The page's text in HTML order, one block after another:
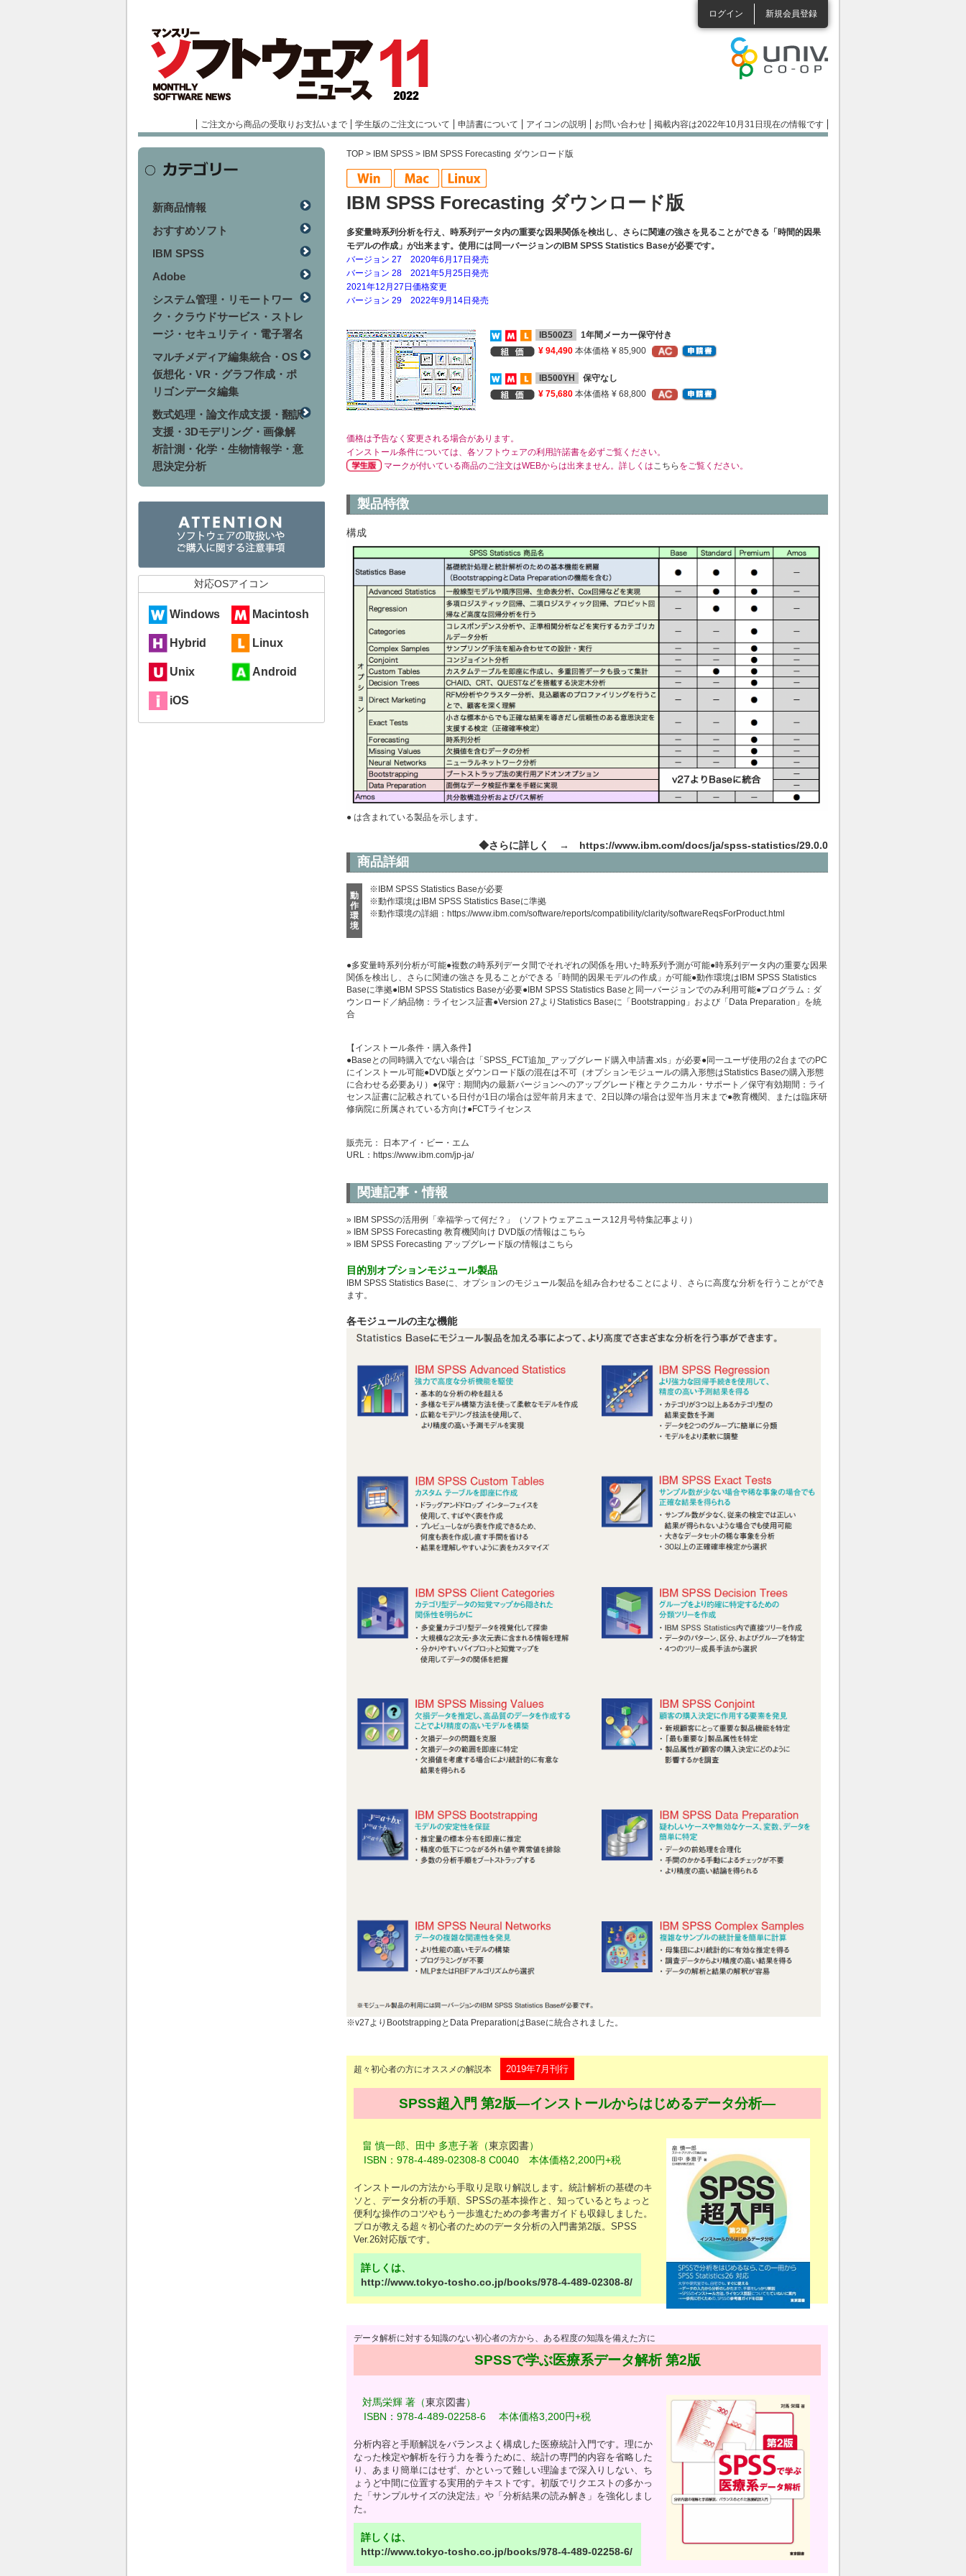
ログイン 新規会員登録
ご注文から商品の受取りお支払いまで 学生版のご注文について 申請書について アイコンの説明 お問い合わせ 掲載内容は2022年10月31日現在の情報です
TOP > IBM SPSS > IBM SPSS Forecasting ダウンロード版
IBM SPSS Forecasting ダウンロード版
多変量時系列分析を行え、時系列データ内の重要な因果関係を検出し、さらに関連の強さを見ることができる「時間的因果
モデルの作成」が出来ます。使用には同一バージョンのIBM SPSS Statistics Baseが必要です。
バージョン 27 2020年6月17日発売
バージョン 28 2021年5月25日発売
2021年12月27日価格変更
バージョン 29 2022年9月14日発売
IB500Z3
1年間メーカー保守付き
¥ 94,490 本体価格 ¥ 85,900
IB500YH
保守なし
¥ 75,680 本体価格 ¥ 68,800
価格は予告なく変更される場合があります。
インストール条件については、各ソフトウェアの利用許諾書を必ずご覧ください。
マークが付いている商品のご注文はWEBからは出来ません。詳しくはこちら をご覧ください。
製品特徴
構成
● は含まれている製品を示します。
◆さらに詳しく → https://www.ibm.com/docs/ja/spss-statistics/29.0.0
商品詳細
動
作
環
境
※IBM SPSS Statistics Baseが必要
※動作環境はIBM SPSS Statistics Baseに準拠
※動作環境の詳細： https://www.ibm.com/software/reports/compatibility/clarity/softwareReqsForProduct.html
●多変量時系列分析が可能●複数の時系列データ間でそれぞれの関係を用いた時系列予測が可能●時系列データ内の重要な因果
関係を検出し、さらに関連の強さを見ることができる「時間的因果モデルの作成」が可能●動作環境はIBM SPSS Statistics
Baseに準拠●IBM SPSS Statistics Baseが必要●IBM SPSS Statistics Baseと同一バージョンでのみ利用可能●プログラム：ダ
ウンロード／納品物：ライセンス証書●Version 27よりStatistics Baseに「Bootstrapping」および「Data Preparation」を統
合
【インストール条件・購入条件】
●Baseとの同時購入でない場合は「SPSS_FCT追加_アップグレード購入申請書.xls」が必要●同一ユーザ使用の2台までのPC
にインストール可能●DVD版とダウンロード版の混在は不可（オプションモジュールの購入形態はStatistics Baseの購入形態
に合わせる必要あり）●保守：期間内の最新バージョンへのアップグレード権とテクニカル・サポート／保守有効期間：ライ
センス証書に記載されている日付が1日の場合は翌年前月末まで、2日以降の場合は翌年当月末まで●教育機関、または臨床研
修病院に所属されている方向け●FCTライセンス
販売元： 日本アイ・ビー・エム
URL： https://www.ibm.com/jp-ja/
関連記事・情報
» IBM SPSSの活用例「幸福学って何だ？」（ソフトウェアニュース12月号特集記事より）
» IBM SPSS Forecasting 教育機関向け DVD版の情報はこちら
» IBM SPSS Forecasting アップグレード版の情報はこちら
目的別オプションモジュール製品
IBM SPSS Statistics Baseに、オプションのモジュール製品を組み合わせることにより、さらに高度な分析を行うことができ
ます。
各モジュールの主な機能
※v27よりBootstrappingとData PreparationはBaseに統合されました。
超々初心者の方にオススメの解説本 2019年7月刊行
SPSS超入門 第2版―インストールからはじめるデータ分析―
畠 慎一郎、田中 多恵子著（東京図書）
ISBN：978-4-489-02308-8 C0040 本体価格2,200円+税
インストールの方法から手取り足取り解説します。統計解析の基礎のキ
ソと、データ分析の手順、SPSSの基本操作と、知っているとちょっと
便利な操作のコツやもう一歩進むための参考書ガイドも収録しました。
プロが教える超々初心者のためのデータ分析の入門書第2版。SPSS
Ver.26対応版です。
詳しくは、
http://www.tokyo-tosho.co.jp/books/978-4-489-02308-8/
データ解析に対する知識のない初心者の方から、ある程度の知識を備えた方に
SPSSで学ぶ医療系データ解析 第2版
対馬栄輝 著（東京図書）
ISBN：978-4-489-02258-6 本体価格3,200円+税
分析内容と手順解説をバランスよく構成した医療統計入門です。理にか
なった検定や解析を行う力を養うために、統計の専門的内容を省略した
り、あまり簡単にはせず、かといって難しい理論まで深入りしない、ち
ょうど中間に位置する実用的テキストです。初版でリクエストの多かっ
た「サンプルサイズの決定法」や「分析結果の読み解き」を強化しまし
た。
詳しくは、
http://www.tokyo-tosho.co.jp/books/978-4-489-02258-6/
新商品情報
おすすめソフト
IBM SPSS
Adobe
システム管理・リモートワー
ク・クラウドサービス・ストレ
ージ・セキュリティ・電子署名
マルチメディア編集統合・OS
仮想化・VR・グラフ作成・ポ
リゴンデータ編集
数式処理・論文作成支援・翻訳
支援・3Dモデリング・画像解
析計測・化学・生物情報学・意
思決定分析
対応OSアイコン
Windows Macintosh
Hybrid Linux
Unix Android
iOS